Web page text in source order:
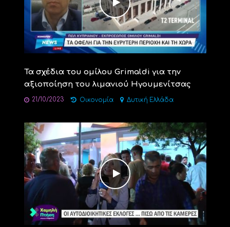
Τα σχέδια του ομίλου Grimaldi για την
αξιοποίηση του λιμανιού Ηγουμενίτσας
21/10/2023 Οικονομία Δυτική Ελλάδα